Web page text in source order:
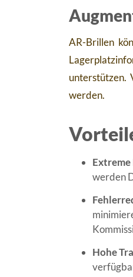
AR-Brillen
unterstützen.
werden.
werden
Hohe